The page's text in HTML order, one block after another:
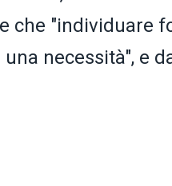
che "individuare
necessità", e